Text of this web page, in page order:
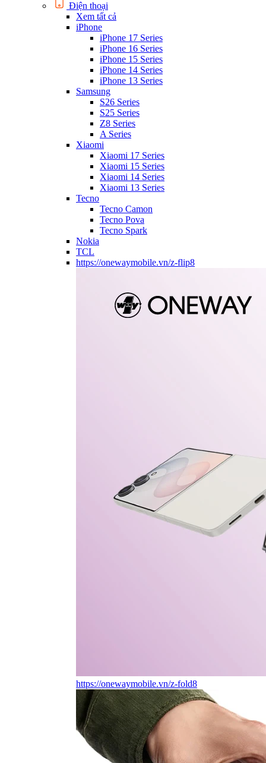
Điện thoại
Xem tất cả
iPhone
iPhone 17 Series
iPhone 16 Series
iPhone 15 Series
iPhone 14 Series
iPhone 13 Series
Samsung
S26 Series
S25 Series
Z8 Series
A Series
Xiaomi
Xiaomi 17 Series
Xiaomi 15 Series
Xiaomi 14 Series
Xiaomi 13 Series
Tecno
Tecno Camon
Tecno Pova
Tecno Spark
Nokia
TCL
https://onewaymobile.vn/z-flip8
https://onewaymobile.vn/z-fold8